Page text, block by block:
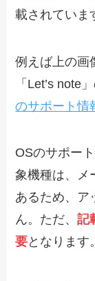
載されていま
例えば上の画
「Let’s note
のサポート情
OSのサポー
象機種は、メ
あるため、ア
ん。ただ、記
要となります。